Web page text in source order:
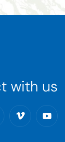
with us